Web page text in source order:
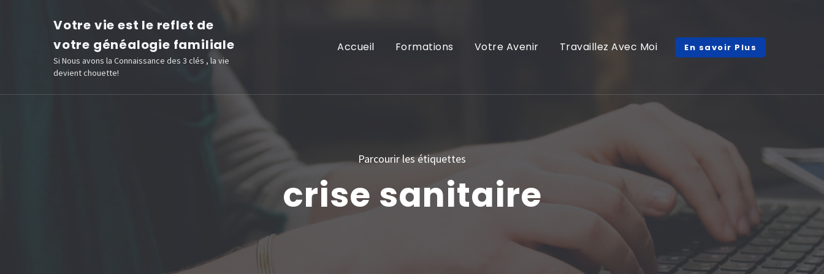
Votre vie est le reflet de
votre généalogie familiale
Si Nous avons la Connaissance des 3 clés , la vie
devient chouette!
Accueil Formations Votre Avenir Travaillez Avec Moi En savoir Plus
Parcourir les étiquettes
crise sanitaire